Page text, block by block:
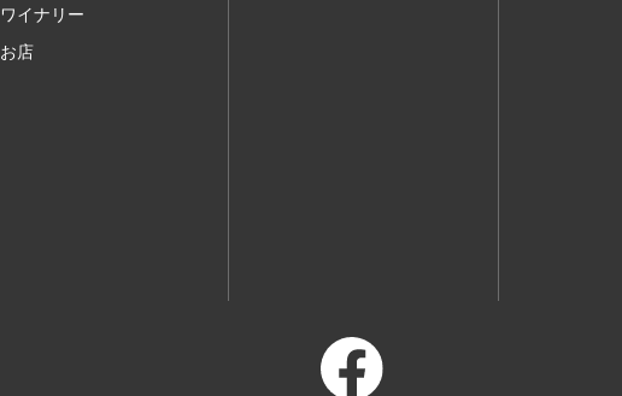
ワイナリー
お店